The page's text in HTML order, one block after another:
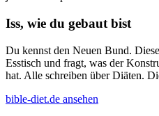
Iss, wie du gebaut bist
Du kennst den Neuen Bund.
Esstisch und fragt, was der
hat. Alle schreiben über Diäten.
bible-diet.de ansehen